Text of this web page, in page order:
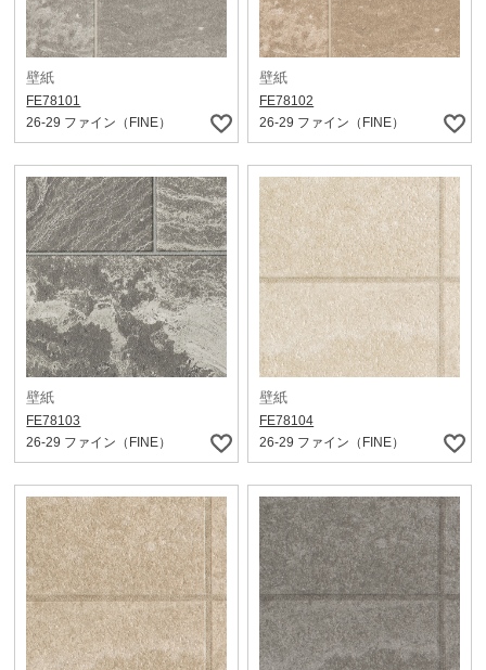
壁紙
FE78101
26-29 ファイン（FINE）
壁紙
FE78102
26-29 ファイン（FINE）
壁紙
FE78103
26-29 ファイン（FINE）
壁紙
FE78104
26-29 ファイン（FINE）